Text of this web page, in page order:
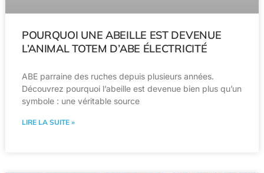
POURQUOI UNE ABEILLE EST DEVENUE
L’ANIMAL TOTEM D’ABE ÉLECTRICITÉ
ABE parraine des ruches depuis plusieurs années.
Découvrez pourquoi l’abeille est devenue bien plus qu’un
symbole : une véritable source
LIRE LA SUITE »